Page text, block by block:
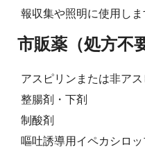
報収集や照明に使用しま
市販薬（処方不
アスピリンまたは非ア
整腸剤・下剤
制酸剤
嘔吐誘導用イペカシロ